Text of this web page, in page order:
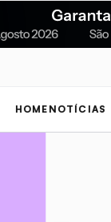
HOME NOTÍCIAS